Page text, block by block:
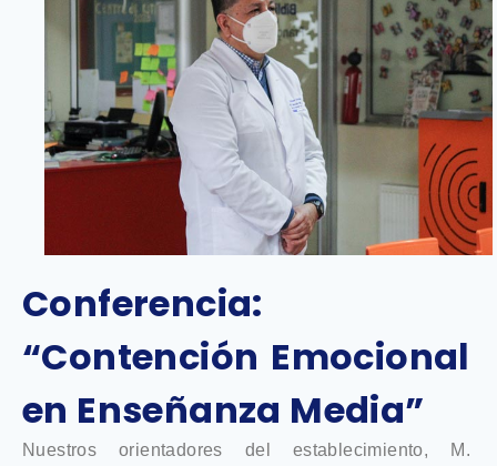
Conferencia:
“Contención Emocional
en Enseñanza Media”
Nuestros orientadores del establecimiento, M.